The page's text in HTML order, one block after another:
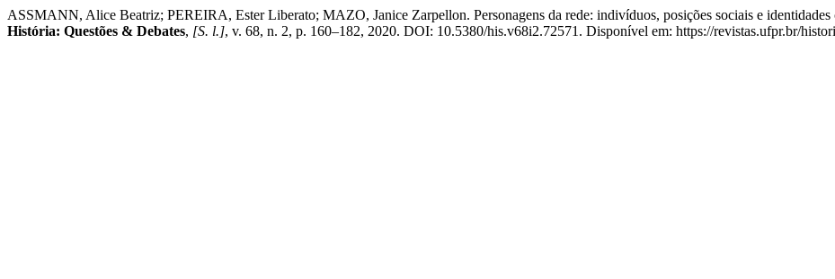
ASSMANN, Alice Beatriz; PEREIRA, Ester Liberato; MAZO, Janice Zarpellon. Personagens da rede: indivíduos, posições sociais e
História: Questões & Debates, [S. l.], v. 68, n. 2, p. 160–182, 2020. DOI: 10.5380/his.v68i2.72571. Disponível em: https://revistas.ufpr.br/